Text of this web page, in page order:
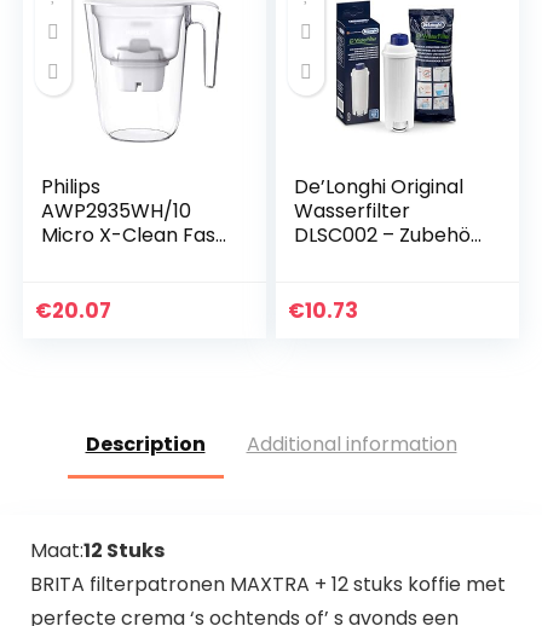
Philips
AWP2935WH/10
Micro X-Clean Fast
Wit, 2,6 liter, Brita
€20.07
De’Longhi Original
Wasserfilter
DLSC002 – Zubehör
en mit Wasserfilter,
€10.73
Description Additional information
Maat:12 Stuks
BRITA filterpatronen MAXTRA + 12 stuks koffie met
perfecte crema ‘s ochtends of’ s avonds een